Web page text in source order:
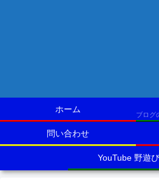
ホーム
問い合わせ
YouTube 野遊